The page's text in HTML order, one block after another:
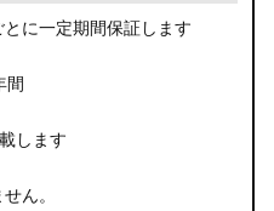
に一定期間保証します
間
します
ん。